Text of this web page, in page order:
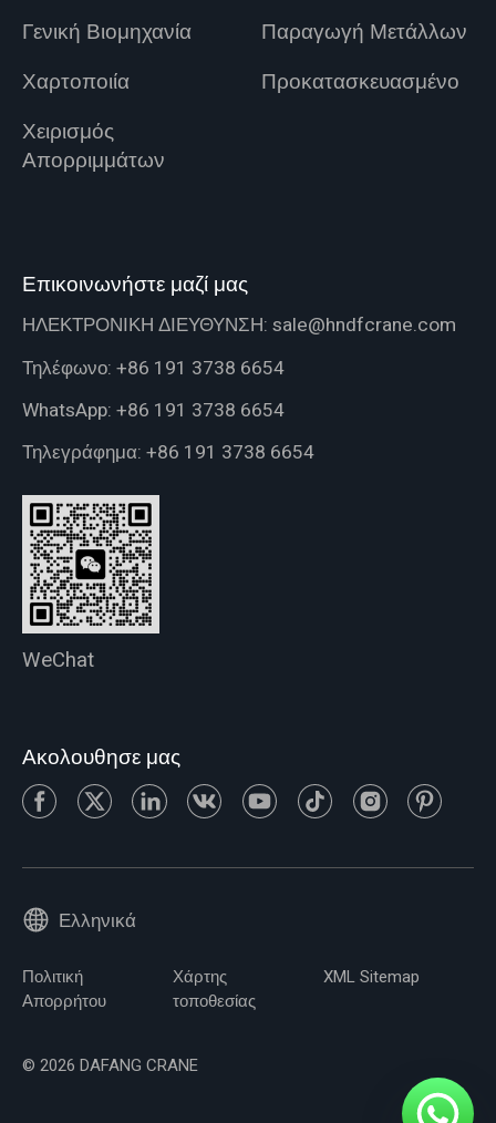
Γενική Βιομηχανία
Παραγωγή Μετάλλων
Χαρτοποιία
Προκατασκευασμένο
Χειρισμός
Απορριμμάτων
Επικοινωνήστε μαζί μας
ΗΛΕΚΤΡΟΝΙΚΗ ΔΙΕΥΘΥΝΣΗ: sale@hndfcrane.com
Τηλέφωνο: +86 191 3738 6654
WhatsApp: +86 191 3738 6654
Τηλεγράφημα: +86 191 3738 6654
WeChat
Ακολουθησε μας
Ελληνικά
Πολιτική
Απορρήτου
Χάρτης
τοποθεσίας
XML Sitemap
© 2026 DAFANG CRANE